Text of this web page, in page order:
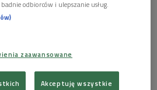
artysty. Za równie ważne
mówi Michał Molka z Kina
odbiorców i ulepszanie usług.
zaawansowane
Akceptuję wszystkie